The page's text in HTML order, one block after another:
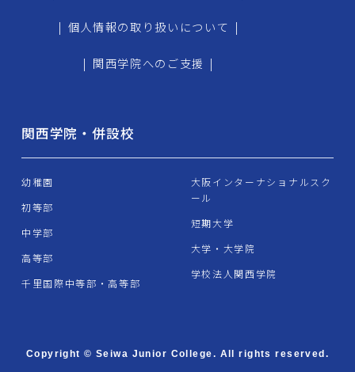
| 個人情報の取り扱いについて |
| 関西学院へのご支援 |
関西学院・併設校
幼稚園
初等部
中学部
高等部
千里国際中等部・高等部
大阪インターナショナルスク
ール
短期大学
大学・大学院
学校法人関西学院
Copyright © Seiwa Junior College. All rights reserved.